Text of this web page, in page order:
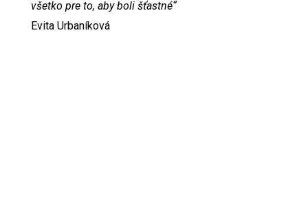
všetko pre to, aby boli šťastné“
Evita Urbaníková